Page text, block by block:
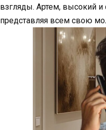
взгляды. Артем, высокий и
представляя всем свою